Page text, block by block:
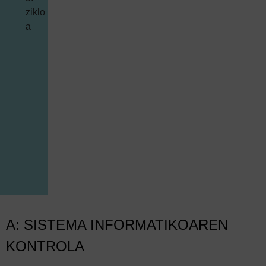
A: SISTEMA INFORMATIKOAREN
KONTROLA
ziklo
a